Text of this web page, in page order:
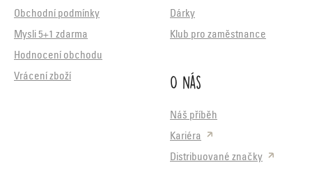
Obchodní podmínky
Mysli 5+1 zdarma
Hodnocení obchodu
Vrácení zboží
Dárky
Klub pro zaměstnance
O nás
Náš příběh
Kariéra
Distribuované značky